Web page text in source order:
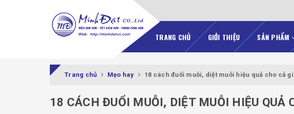
TRANG CHỦ GIỚI THIỆU SẢN PHẨM
Trang chủ Mẹo hay 18 cách đuổi muỗi, diệt muỗi hiệu quả cho cả
18 CÁCH ĐUỔI MUỖI, DIỆT MUỖI HIỆU QUẢ